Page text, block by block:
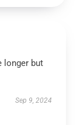
longer but
Sep 9, 2024